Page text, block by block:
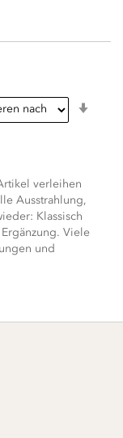
verleihen
Ausstrahlung,
Klassisch
Viele
und